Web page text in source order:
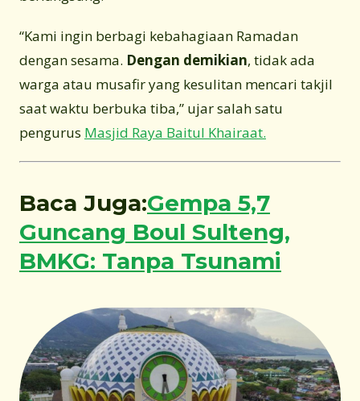
“Kami ingin berbagi kebahagiaan Ramadan
dengan sesama. Dengan demikian, tidak ada
warga atau musafir yang kesulitan mencari takjil
saat waktu berbuka tiba,” ujar salah satu
pengurus Masjid Raya Baitul Khairaat.
Baca Juga:Gempa 5,7
Guncang Boul Sulteng,
BMKG: Tanpa Tsunami